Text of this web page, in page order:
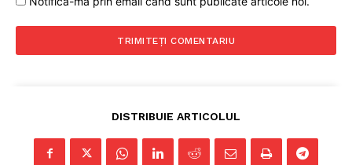
DISTRIBUIE ARTICOLUL